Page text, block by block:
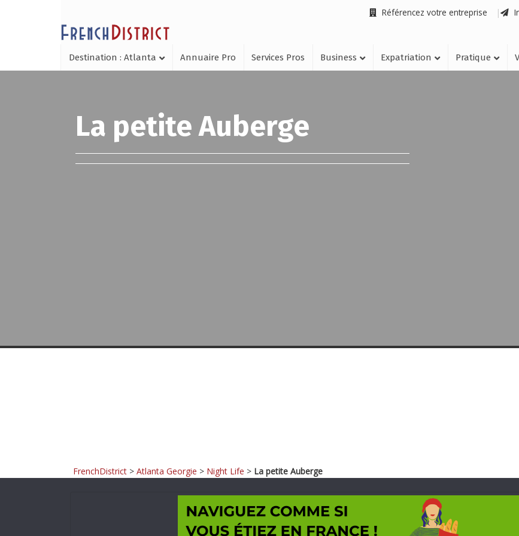
Référencez votre entreprise
Destination : Atlanta Annuaire Pro Services Pros Business Expatriation Pratique
La petite Auberge
FrenchDistrict > Atlanta Georgie > Night Life > La petite Auberge